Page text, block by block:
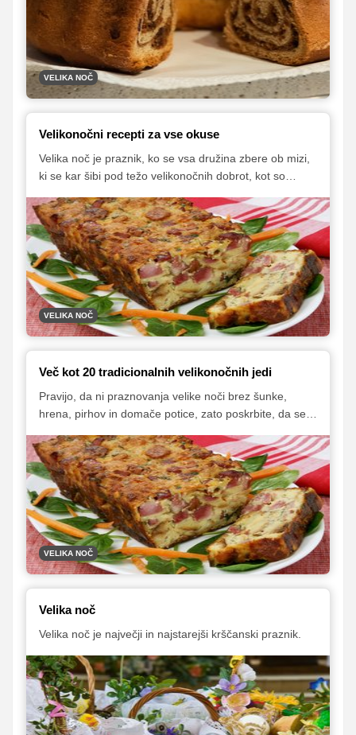
Slovenije izbrala najboljše tri "kraljice sladic".
VELIKA NOČ
Velikonočni recepti za vse okuse
Velika noč je praznik, ko se vsa družina zbere ob mizi,
ki se kar šibi pod težo velikonočnih dobrot, kot so
druge jedi, ki so s praznovanjem tako ali drugače
povezane. Za vas smo pripravili izbor odličnih receptov,
ki vam bodo v veliko pomoč pri pripravi nepozabne
velikonočne pojedine.
VELIKA NOČ
Več kot 20 tradicionalnih velikonočnih jedi
Pravijo, da ni praznovanja velike noči brez šunke,
hrena, pirhov in domače potice, zato poskrbite, da se
dobrotami.
VELIKA NOČ
Velika noč
Velika noč je največji in najstarejši krščanski praznik.